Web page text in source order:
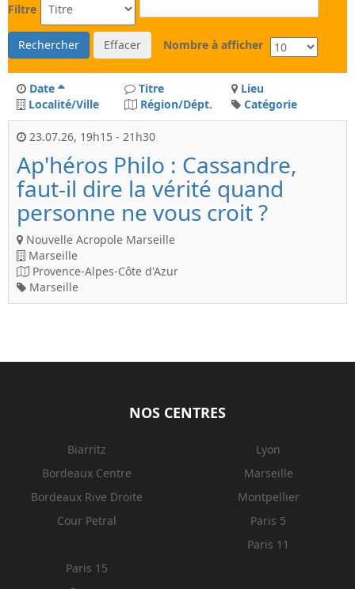
Filtre
Rechercher Effacer Nombre à afficher
Date Titre
Lieu
Localité/Ville
Région/Dépt. Catégorie
23.07.26, 19h15 - 21h30
Ap'héros Philo : Cassandre,
faut-il dire la vérité quand
personne ne vous croit ?
Nouvelle Acropole Marseille
Marseille
Provence-Alpes-Côte d'Azur
Marseille
NOS CENTRES
Biarritz
Bordeaux Centre
Bordeaux Rive Droite
Cour Petral
Lyon
Marseille
Montpellier
Paris 5
Paris 11
Paris 15